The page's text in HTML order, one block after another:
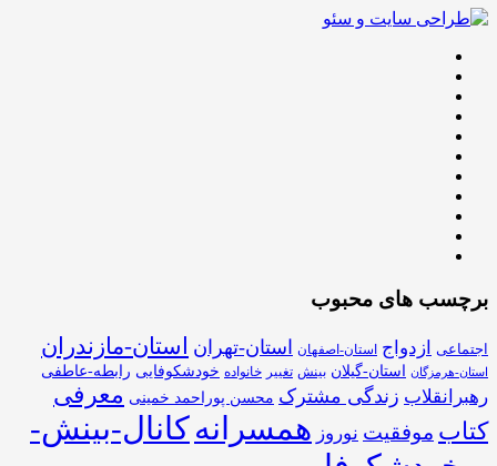
برچسب های محبوب
اجتماعی ازدواج استان-اصفهان استان-تهران استان-مازندران
استان-هرمزگان استان-گیلان بینش تغییر خانواده خودشکوفایی رابطه-عاطفی
رهبرانقلاب زندگی مشترک محسن پوراحمد خمینی معرفی
کتاب موفقیت نوروز همسرانهکانال-بینش-